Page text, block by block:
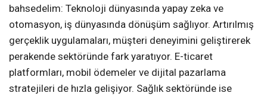
bahsedelim: Teknoloji dünyasında yapay zeka ve
otomasyon, iş dünyasında dönüşüm sağlıyor. Artırılmış
gerçeklik uygulamaları, müşteri deneyimini geliştirerek
perakende sektöründe fark yaratıyor. E-ticaret
platformları, mobil ödemeler ve dijital pazarlama
stratejileri de hızla gelişiyor. Sağlık sektöründe ise